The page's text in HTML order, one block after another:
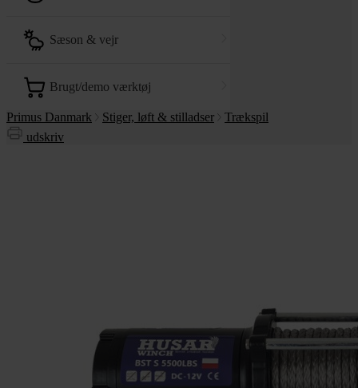
sæson & vejr
brugt/demo værktøj
Primus Danmark Stiger, løft & stilladser
Trækspil
udskriv